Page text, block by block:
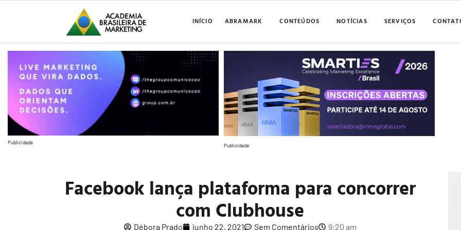
INÍCIO ABRAMARK CONTEÚDOS NOTÍCIAS SERVIÇOS
Publicidade Publicidade
Facebook lança plataforma para concorrer
com Clubhouse
Débora Prado junho 22, 2021 Sem Comentários 9:20 am